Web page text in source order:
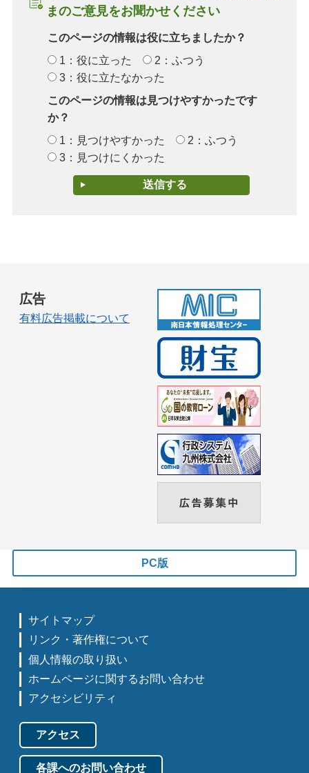
まのご意見をお聞かせください
このページの情報は役に立ちましたか？
1：役に立った
2：ふつう
3：役に立たなかった
このページの情報は見つけやすかったです
か？
1：見つけやすかった
2：ふつう
3：見つけにくかった
広告
有料広告掲載について
PC版
サイトマップ
リンク・著作権について
個人情報の取り扱い
ホームページに関するお問い合わせ
アクセシビリティ
アクセス
各課へのお問い合わせ